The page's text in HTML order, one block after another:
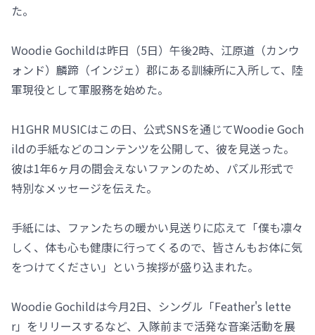
た。
Woodie Gochildは昨日（5日）午後2時、江原道（カンウ
ォンド）麟蹄（インジェ）郡にある訓練所に入所して、陸
軍現役として軍服務を始めた。
H1GHR MUSICはこの日、公式SNSを通じてWoodie Goch
ildの手紙などのコンテンツを公開して、彼を見送った。
彼は1年6ヶ月の間会えないファンのため、パズル形式で
特別なメッセージを伝えた。
手紙には、ファンたちの暖かい見送りに応えて「僕も凛々
しく、体も心も健康に行ってくるので、皆さんもお体に気
をつけてください」という挨拶が盛り込まれた。
Woodie Gochildは今月2日、シングル「Feather's lette
r」をリリースするなど、入隊前まで活発な音楽活動を展